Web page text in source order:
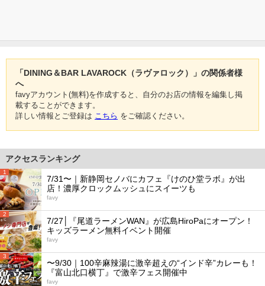
「DINING＆BAR LAVAROCK（ラヴァロック）」の関係者様
へ
favyアカウント(無料)を作成すると、自分のお店の情報を編集し掲
載することができます。
詳しい情報とご登録は こちら をご確認ください。
アクセスランキング
1
7/31〜｜新静岡セノバにカフェ『けのひ堂ラボ』が出
店！濃厚クロックムッシュにスイーツも
favy
2
7/27│『尾道ラーメンWAN』が広島HiroPaにオープン！
キッズラーメン無料イベント開催
favy
3
〜9/30｜100辛麻辣湯に激辛超えの“インド辛”カレーも！
『富山北口横丁』で激辛フェス開催中
favy